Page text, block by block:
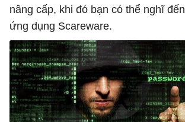
nâng cấp, khi đó bạn có thể nghĩ
ứng dụng Scareware.